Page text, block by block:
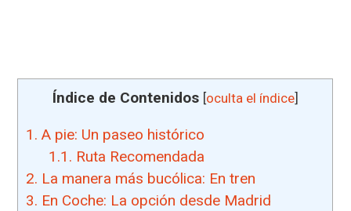
Índice de Contenidos [oculta el índice]
1. A pie: Un paseo histórico
1.1. Ruta Recomendada
2. La manera más bucólica: En tren
3. En Coche: La opción desde Madrid